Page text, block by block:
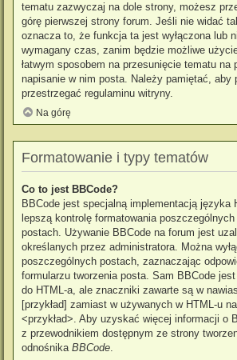
tematu zazwyczaj na dole strony, możesz
górę pierwszej strony forum. Jeśli nie widać
oznacza to, że funkcja ta jest wyłączona lub
wymagany czas, zanim będzie możliwe
łatwym sposobem na przesunięcie tematu na
napisanie w nim posta. Należy pamiętać, aby
przestrzegać regulaminu witryny.
Na górę
Formatowanie i typy tematów
Co to jest BBCode?
BBCode jest specjalną implementacją języka
lepszą kontrolę formatowania
postach. Używanie BBCode na forum jest
określanych przez administratora. Można
poszczególnych postach, zaznaczając
formularzu tworzenia posta. Sam BBCode jest
do HTML-a, ale znaczniki zawarte są w
[przykład] zamiast w używanych w HTML-u
<przykład>. Aby uzyskać więcej informacji o
z przewodnikiem dostępnym ze strony
odnośnika BBCode.